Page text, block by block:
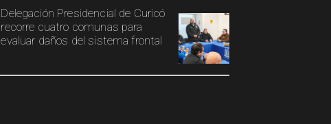
Delegación Presidencial de Curicó
recorre cuatro comunas para
evaluar daños del sistema frontal